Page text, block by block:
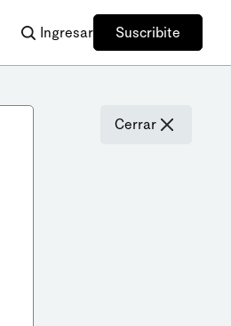
Ingresar Suscribite
Cerrar